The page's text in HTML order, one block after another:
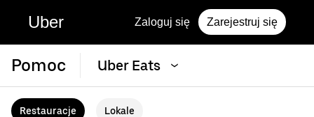
Uber Zaloguj się Zarejestruj się
Pomoc Uber Eats
Restauracje Lokale